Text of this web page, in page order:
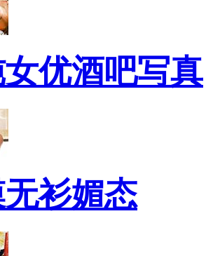
优酒吧写真
衫媚态